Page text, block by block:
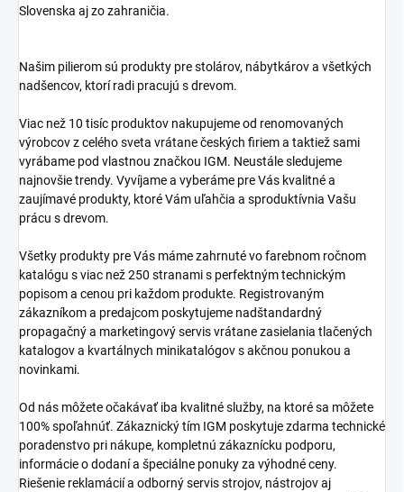
Slovenska aj zo zahraničia.
Našim pilierom sú produkty pre stolárov, nábytkárov a všetkých
nadšencov, ktorí radi pracujú s drevom.
Viac než 10 tisíc produktov nakupujeme od renomovaných
výrobcov z celého sveta vrátane českých firiem a taktiež sami
vyrábame pod vlastnou značkou IGM. Neustále sledujeme
najnovšie trendy. Vyvíjame a vyberáme pre Vás kvalitné a
zaujímavé produkty, ktoré Vám uľahčia a sproduktívnia Vašu
prácu s drevom.
Všetky produkty pre Vás máme zahrnuté vo farebnom ročnom
katalógu s viac než 250 stranami s perfektným technickým
popisom a cenou pri každom produkte. Registrovaným
zákazníkom a predajcom poskytujeme nadštandardný
propagačný a marketingový servis vrátane zasielania tlačených
katalogov a kvartálnych minikatalógov s akčnou ponukou a
novinkami.
Od nás môžete očakávať iba kvalitné služby, na ktoré sa môžete
100% spoľahnúť. Zákaznický tím IGM poskytuje zdarma technické
poradenstvo pri nákupe, kompletnú zákaznícku podporu,
informácie o dodaní a špeciálne ponuky za výhodné ceny.
Riešenie reklamácií a odborný servis strojov, nástrojov aj